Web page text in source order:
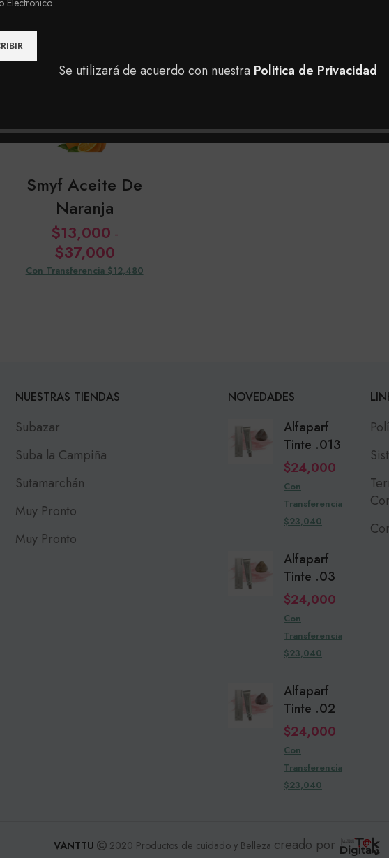
Se utilizará de acuerdo con nuestra Politica de Privacidad
desde
$36,500
Smyf Aceite De
Naranja
$13,000 -
$37,000Rango
de
Con Transferencia $12,480
NUESTRAS TIENDAS
Subazar
Suba la Campiña
Sutamarchán
Muy Pronto
Muy Pronto
NOVEDADES
Alfaparf
Tinte .013
$24,000
Con
Transferencia
$23,040
Alfaparf
Tinte .03
$24,000
Con
Transferencia
$23,040
Alfaparf
Tinte .02
$24,000
Con
Transferencia
$23,040
VANTTU 2020 Productos de cuidado y Belleza creado por